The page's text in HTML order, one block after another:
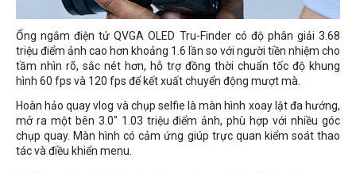
Ống ngắm điện tử QVGA OLED Tru-Finder có độ phân giải 3.68
triệu điểm ảnh cao hơn khoảng 1.6 lần so với người tiền nhiệm cho
tầm nhìn rõ, sắc nét hơn, hỗ trợ đồng thời chuẩn tốc độ khung
hình 60 fps và 120 fps để kết xuất chuyển động mượt mà.
Hoàn hảo quay vlog và chụp selfie là màn hình xoay lật đa hướng,
mở ra một bên 3.0" 1.03 triệu điểm ảnh, phù hợp với nhiều góc
chụp quay. Màn hình có cảm ứng giúp trực quan kiểm soát thao
tác và điều khiển menu.